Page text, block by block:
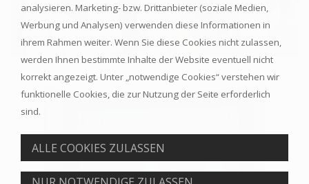
analysieren. Marketing- bzw. Drittanbieter (soziale Medien,
Werbung und Analysen) verwenden diese Informationen in
ihrem Rahmen weiter. Wenn Sie diese Cookies nicht zulassen,
werden Ihnen bestimmte Inhalte der Website eventuell nicht
korrekt angezeigt. Unter „notwendige Cookies“ verstehen wir
funktionelle Cookies, die zur Nutzung der Seite erforderlich
sind.